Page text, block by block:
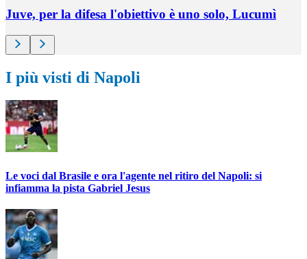
Juve, per la difesa l'obiettivo è uno solo, Lucumì
I più visti di Napoli
Le voci dal Brasile e ora l'agente nel ritiro del Napoli: si
infiamma la pista Gabriel Jesus